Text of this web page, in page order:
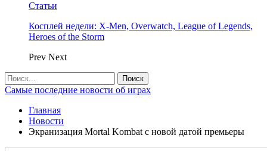
Статьи
Косплей недели: X-Men, Overwatch, League of Legends,
Heroes of the Storm
Prev Next
Самые последние новости об играх
Главная
Новости
Экранизация Mortal Kombat с новой датой премьеры